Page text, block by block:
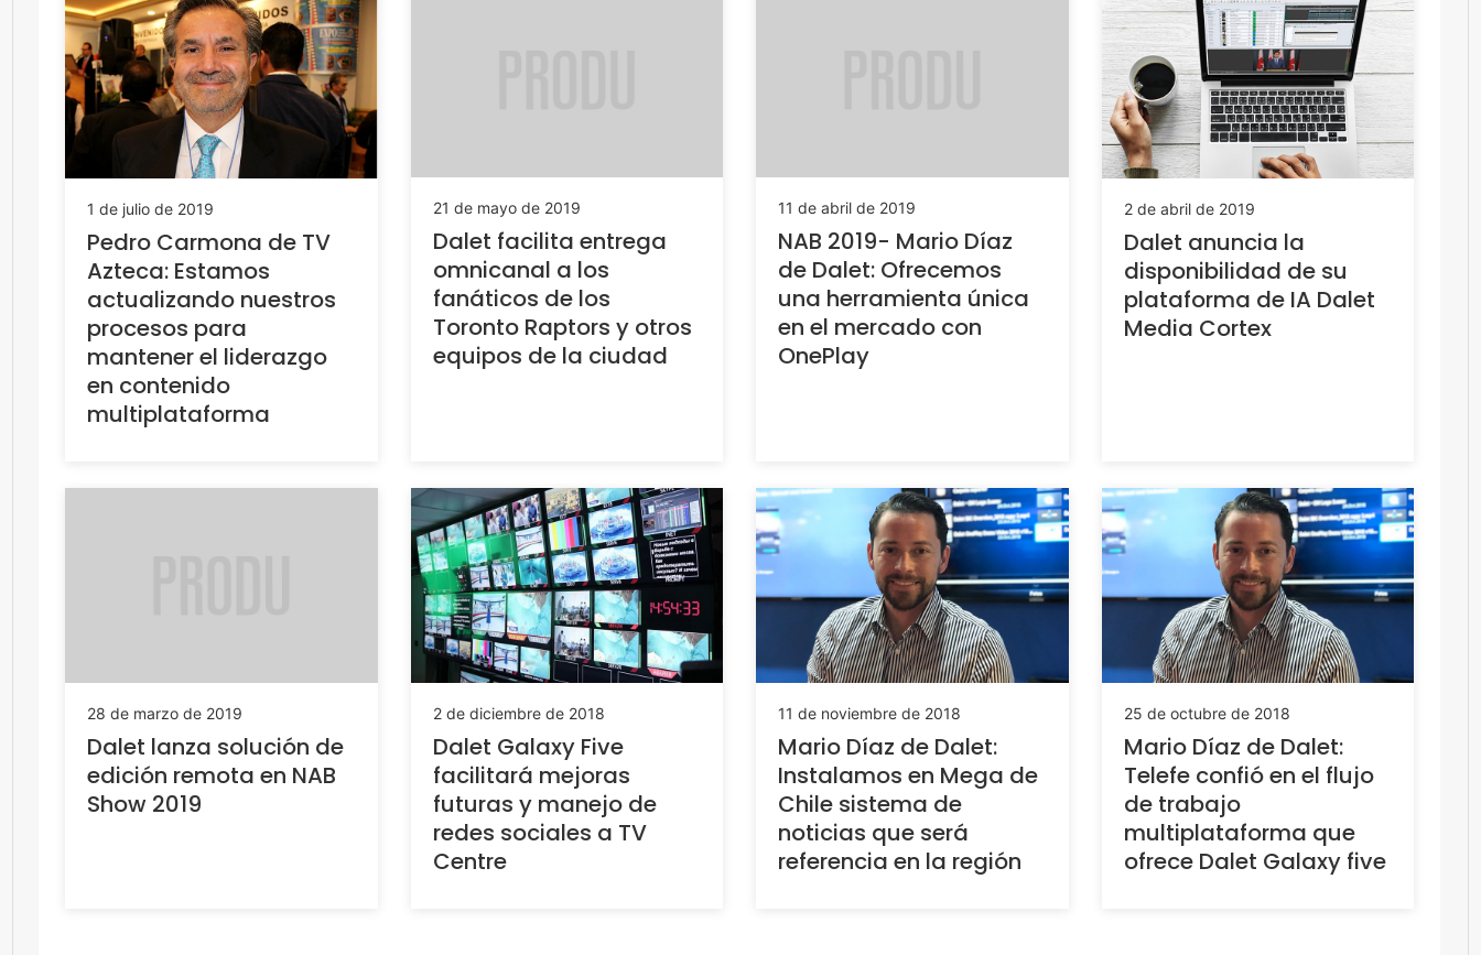
1 de julio de 2019
Pedro Carmona de TV
Azteca: Estamos
actualizando nuestros
procesos para
mantener el liderazgo
en contenido
multiplataforma
21 de mayo de 2019
Dalet facilita entrega
omnicanal a los
fanáticos de los
Toronto Raptors y otros
equipos de la ciudad
11 de abril de 2019
NAB 2019- Mario Díaz
de Dalet: Ofrecemos
una herramienta única
en el mercado con
OnePlay
2 de abril de 2019
Dalet anuncia la
disponibilidad de su
plataforma de IA Dalet
Media Cortex
28 de marzo de 2019
Dalet lanza solución de
edición remota en NAB
Show 2019
2 de diciembre de 2018
Dalet Galaxy Five
facilitará mejoras
futuras y manejo de
redes sociales a TV
Centre
11 de noviembre de 2018
Mario Díaz de Dalet:
Instalamos en Mega de
Chile sistema de
noticias que será
referencia en la región
25 de octubre de 2018
Mario Díaz de Dalet:
Telefe confió en el flujo
de trabajo
multiplataforma que
ofrece Dalet Galaxy five